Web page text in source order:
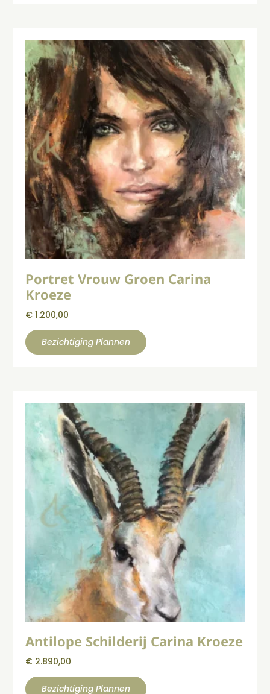
Portret Vrouw Groen Carina
Kroeze
€ 1.200,00
Bezichtiging Plannen
Antilope Schilderij Carina Kroeze
€ 2.890,00
Bezichtiging Plannen